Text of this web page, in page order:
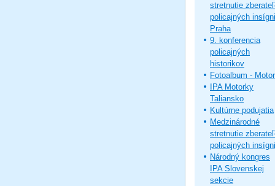
stretnutie
policajných
Praha
9. konferencia
policajných
historikov
Fotoalbum -
IPA Motorky
Taliansko
Kultúrne podujatia
Medzinárodné
stretnutie
policajných
Národný kongres
IPA Slovenskej
sekcie